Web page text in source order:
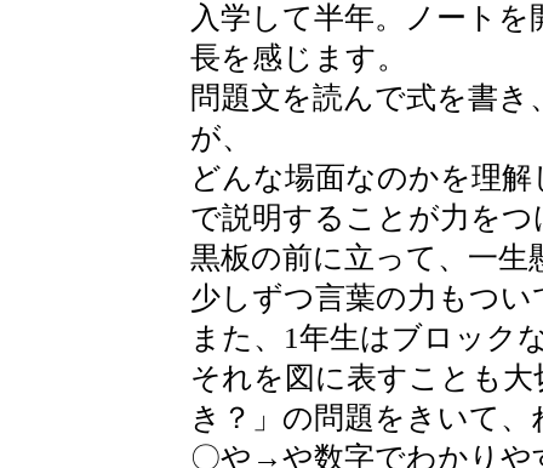
入学して半年。ノート
長を感じます。
問題文を読んで式を書
が、
どんな場面なのかを理
で説明することが力を
黒板の前に立って、一生
少しずつ言葉の力もつ
また、1年生はブロック
それを図に表すことも
き？」の問題をきいて
〇や→や数字でわかりや